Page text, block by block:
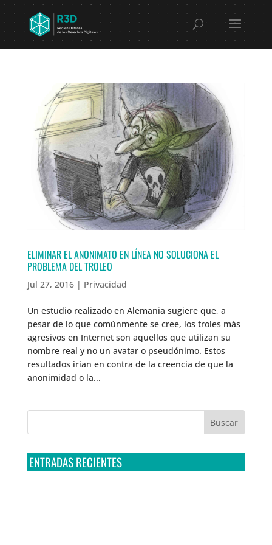
ELIMINAR EL ANONIMATO EN LÍNEA NO SOLUCIONA EL
PROBLEMA DEL TROLEO
Jul 27, 2016| Privacidad
Un estudio realizado en Alemania sugiere que, a
pesar de lo que comúnmente se cree, los troles más
agresivos en Internet son aquellos que utilizan su
nombre real y no un avatar o pseudónimo. Estos
resultados irían en contra de la creencia de que la
anonimidad o la...
ENTRADAS RECIENTES